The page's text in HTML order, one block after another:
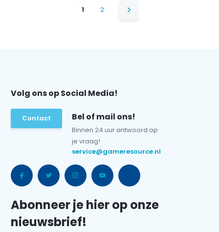
1 2
Volg ons op Social Media!
Contact Bel of mail ons!
Binnen 24 uur antwoord op
je vraag!
service@gameresource.nl
Abonneer je hier op onze
nieuwsbrief!